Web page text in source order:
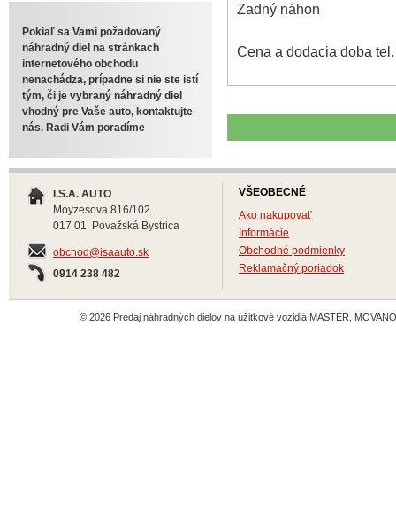
Zadný náhon
Cena a dodacia doba
Pokiaľ sa Vami požadovaný
náhradný diel na stránkach
internetového obchodu
nenachádza, prípadne si nie ste istí
tým, či je vybraný náhradný diel
vhodný pre Vaše auto, kontaktujte
nás. Radi Vám poradíme
I.S.A. AUTO
Moyzesova 816/102
017 01 Považská Bystrica
obchod@isaauto.sk
0914 238 482
VŠEOBECNÉ
Ako nakupovať
Informácie
Obchodné podmienky
Reklamačný poriadok
© 2026 Predaj náhradných dielov na úžitkové vozidlá MASTER,